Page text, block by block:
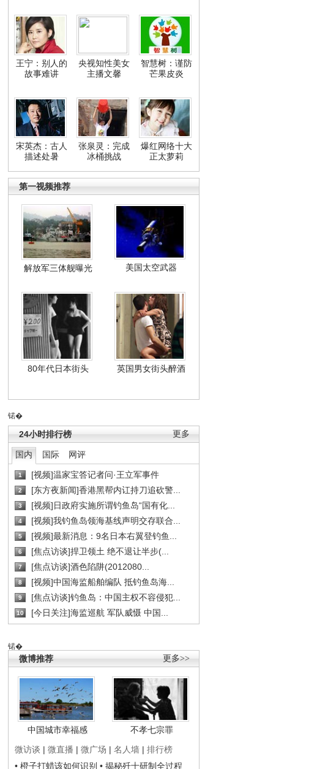
王宁：别人的
故事难讲
央视知性美女
主播文馨
智慧树：谨防
芒果皮炎
宋英杰：古人
描述处暑
张泉灵：完成
冰桶挑战
爆红网络十大
正太萝莉
第一视频推荐
解放军三体舰曝光 美国太空武器
80年代日本街头 英国男女街头醉酒
锘�
更多
24小时排行榜
国内 国际 网评
1 [视频]温家宝答记者问·王立军事件
2 [东方夜新闻]香港黑帮内讧持刀追砍警...
3 [视频]日政府实施所谓钓鱼岛“国有化...
4 [视频]我钓鱼岛领海基线声明交存联合...
5 [视频]最新消息：9名日本右翼登钓鱼...
6 [焦点访谈]捍卫领土 绝不退让半步(...
7 [焦点访谈]酒色陷阱(2012080...
8 [视频]中国海监船舶编队 抵钓鱼岛海...
9 [焦点访谈]钓鱼岛：中国主权不容侵犯...
10 [今日关注]海监巡航 军队威慑 中国...
锘�
更多>>
微博推荐
中国城市幸福感
不孝七宗罪
微访谈 | 微直播 | 微广场 | 名人墙 | 排行榜
• 橙子打蜡该如何识别 • 揭秘歼十研制全过程